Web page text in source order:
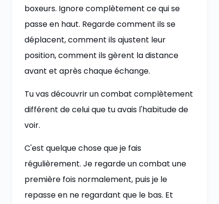
boxeurs. Ignore complètement ce qui se
passe en haut. Regarde comment ils se
déplacent, comment ils ajustent leur
position, comment ils gèrent la distance
avant et après chaque échange.
Tu vas découvrir un combat complètement
différent de celui que tu avais l'habitude de
voir.
C'est quelque chose que je fais
régulièrement. Je regarde un combat une
première fois normalement, puis je le
repasse en ne regardant que le bas. Et